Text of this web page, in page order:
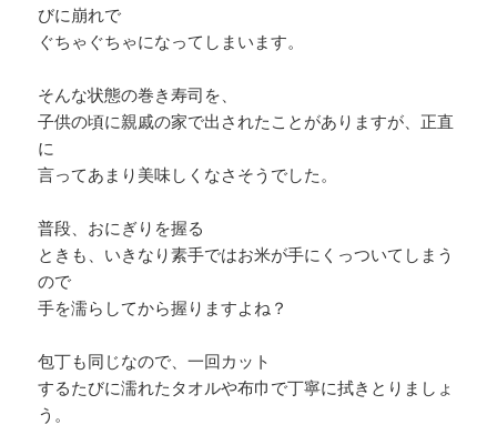
びに崩れで
ぐちゃぐちゃになってしまいます。
そんな状態の巻き寿司を、
子供の頃に親戚の家で出されたことがありますが、正直
に
言ってあまり美味しくなさそうでした。
普段、おにぎりを握る
ときも、いきなり素手ではお米が手にくっついてしまう
ので
手を濡らしてから握りますよね？
包丁も同じなので、一回カット
するたびに濡れたタオルや布巾で丁寧に拭きとりましょ
う。